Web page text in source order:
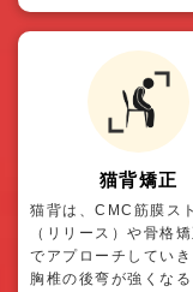
猫背矯正
猫背は、CMC筋膜ス
（リリース）や骨格
でアプローチしていき
胸椎の後弯が強くなる